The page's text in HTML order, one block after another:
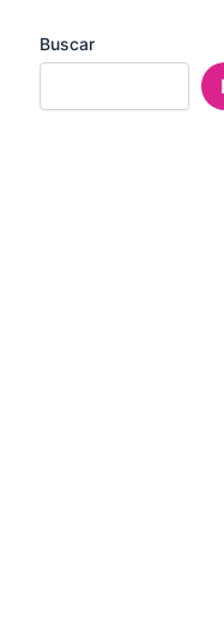
Buscar